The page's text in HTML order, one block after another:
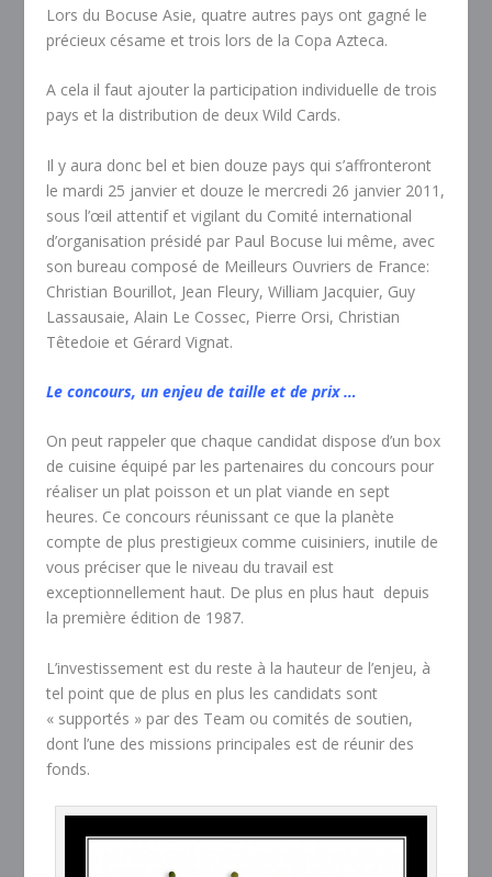
Lors du Bocuse Asie, quatre autres pays ont gagné le
précieux césame et trois lors de la Copa Azteca.
A cela il faut ajouter la participation individuelle de trois
pays et la distribution de deux Wild Cards.
Il y aura donc bel et bien douze pays qui s’affronteront
le mardi 25 janvier et douze le mercredi 26 janvier 2011,
sous l’œil attentif et vigilant du Comité international
d’organisation présidé par Paul Bocuse lui même, avec
son bureau composé de Meilleurs Ouvriers de France:
Christian Bourillot, Jean Fleury, William Jacquier, Guy
Lassausaie, Alain Le Cossec, Pierre Orsi, Christian
Têtedoie et Gérard Vignat.
Le concours, un enjeu de taille et de prix …
On peut rappeler que chaque candidat dispose d’un box
de cuisine équipé par les partenaires du concours pour
réaliser un plat poisson et un plat viande en sept
heures. Ce concours réunissant ce que la planète
compte de plus prestigieux comme cuisiniers, inutile de
vous préciser que le niveau du travail est
exceptionnellement haut. De plus en plus haut depuis
la première édition de 1987.
L’investissement est du reste à la hauteur de l’enjeu, à
tel point que de plus en plus les candidats sont
« supportés » par des Team ou comités de soutien,
dont l’une des missions principales est de réunir des
fonds.